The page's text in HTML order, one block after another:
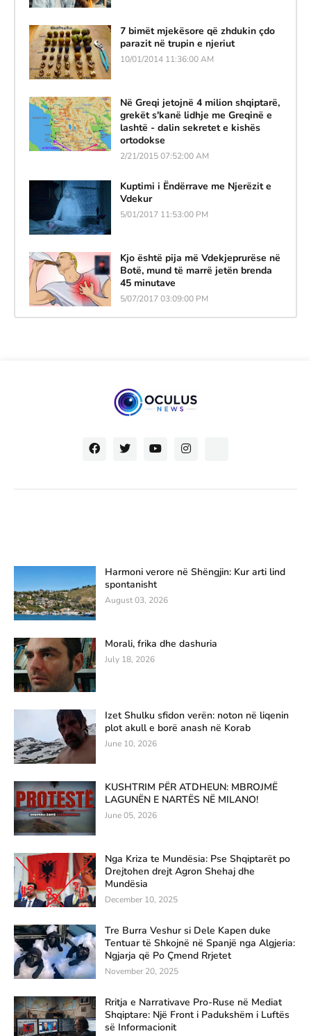
7 bimët mjekësore që zhdukin çdo
parazit në trupin e njeriut
10/01/2014 11:36:00 AM
Në Greqi jetojnë 4 milion shqiptarë,
grekët s'kanë lidhje me Greqinë e
lashtë - dalin sekretet e kishës
ortodokse
2/21/2015 07:52:00 AM
Kuptimi i Ëndërrave me Njerëzit e
Vdekur
5/01/2017 11:53:00 PM
Kjo është pija më Vdekjeprurëse në
Botë, mund të marrë jetën brenda
45 minutave
5/07/2017 03:09:00 PM
Harmoni verore në Shëngjin: Kur arti lind
spontanisht
August 03, 2026
Morali, frika dhe dashuria
July 18, 2026
Izet Shulku sfidon verën: noton në liqenin
plot akull e borë anash në Korab
June 10, 2026
KUSHTRIM PËR ATDHEUN: MBROJMË
LAGUNËN E NARTËS NË MILANO!
June 05, 2026
Nga Kriza te Mundësia: Pse Shqiptarët po
Drejtohen drejt Agron Shehaj dhe
Mundësia
December 10, 2025
Tre Burra Veshur si Dele Kapen duke
Tentuar të Shkojnë në Spanjë nga Algjeria:
Ngjarja që Po Çmend Rrjetet
November 20, 2025
Rritja e Narrativave Pro-Ruse në Mediat
Shqiptare: Një Front i Padukshëm i Luftës
së Informacionit